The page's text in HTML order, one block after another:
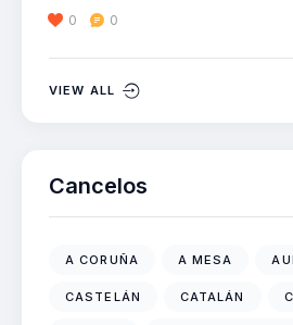
0 0
VIEW ALL
Cancelos
A CORUÑA A MESA
CASTELÁN CATALÁN